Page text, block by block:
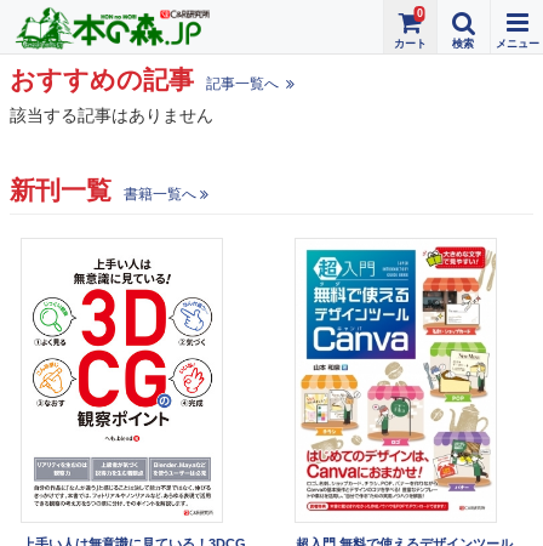
0
おすすめの記事 記事一覧へ
該当する記事はありません
新刊一覧 書籍一覧へ
上手い人は無意識に見ている！3DCG
超入門 無料で使えるデザインツール